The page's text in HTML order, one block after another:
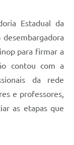
Estadual da
para firmar a
contou com a
da rede
e professores,
as etapas que